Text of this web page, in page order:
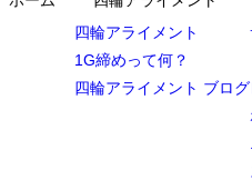
四輪アライメント
1G締めって何？
四輪アライメント ブログ